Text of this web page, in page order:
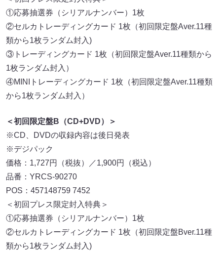
①応募抽選券（シリアルナンバー）1枚
②セルカトレーディングカード 1枚（初回限定盤Aver.11種
類から1枚ランダム封入)
③トレーディングカード 1枚（初回限定盤Aver.11種類から
1枚ランダム封入）
④MINIトレーディングカード 1枚（初回限定盤Aver.11種類
から1枚ランダム封入）
＜初回限定盤B（CD+DVD）＞
※CD、DVDの収録内容は後日発表
※デジパック
価格：1,727円（税抜）／1,900円（税込）
品番：YRCS-90270
POS：457148759 7452
＜初回プレス限定封入特典＞
①応募抽選券（シリアルナンバー）1枚
②セルカトレーディングカード 1枚（初回限定盤Bver.11種
類から1枚ランダム封入)